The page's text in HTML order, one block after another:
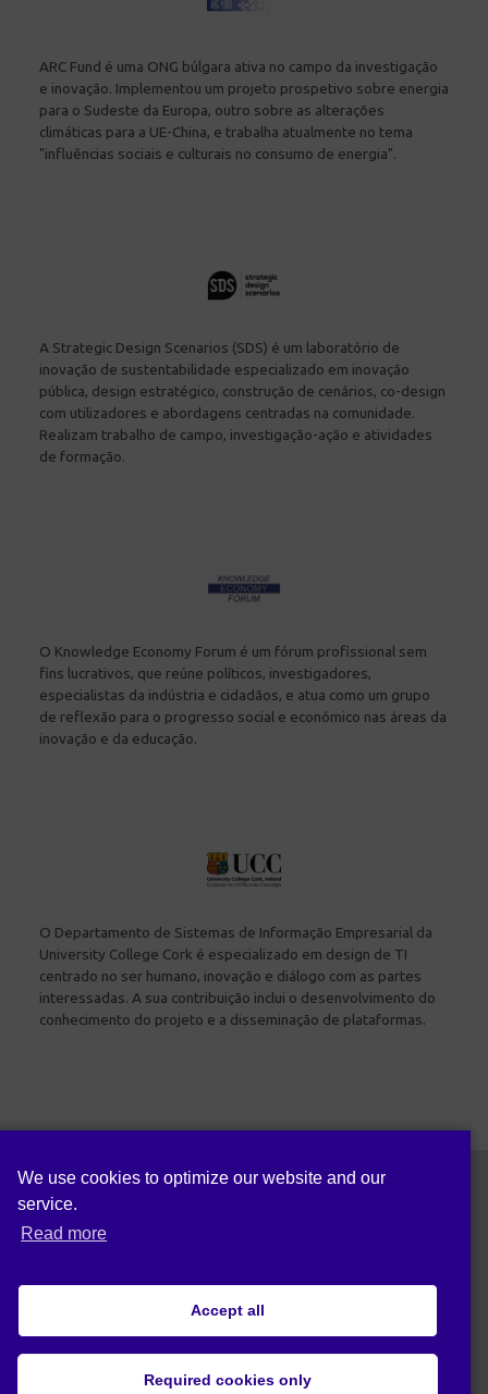
We use cookies to optimize our website and our
service.
Read more
Accept all
Required cookies only
ARC Fund é uma ONG búlgara ativa no campo da investigação
e inovação. Implementou um projeto prospetivo sobre energia
para o Sudeste da Europa, outro sobre as alterações
climáticas para a UE-China, e trabalha atualmente no tema
"influências sociais e culturais no consumo de energia".
A Strategic Design Scenarios (SDS) é um laboratório de
inovação de sustentabilidade especializado em inovação
pública, design estratégico, construção de cenários, co-design
com utilizadores e abordagens centradas na comunidade.
Realizam trabalho de campo, investigação-ação e atividades
de formação.
O Knowledge Economy Forum é um fórum profissional sem
fins lucrativos, que reúne políticos, investigadores,
especialistas da indústria e cidadãos, e atua como um grupo
de reflexão para o progresso social e económico nas áreas da
inovação e da educação.
O Departamento de Sistemas de Informação Empresarial da
University College Cork é especializado em design de TI
centrado no ser humano, inovação e diálogo com as partes
interessadas. A sua contribuição inclui o desenvolvimento do
conhecimento do projeto e a disseminação de plataformas.